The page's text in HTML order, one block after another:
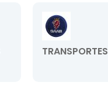
TRANSPORTES